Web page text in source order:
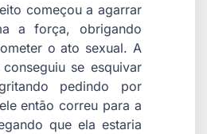
começou a agarrar
a força, obrigando
o ato sexual. A
conseguiu se esquivar
pedindo por
então correu para a
que ela estaria